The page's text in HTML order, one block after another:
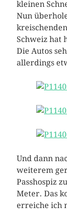
kleinen
Nun
Schweiz hat
Die Autos
allerdings
Und dann
weiterem
Passhospiz
Meter. Das
erreiche ich